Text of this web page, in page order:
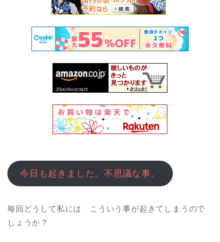
今日も起きました。不思議な事。
毎回どうして私には こういう事が起きてしまうので
しょうか？